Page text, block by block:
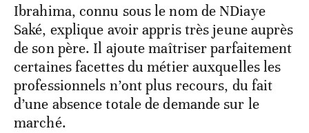
Ibrahima, connu sous le nom de NDiaye
Saké, explique avoir appris très jeune auprès
de son père. Il ajoute maîtriser parfaitement
certaines facettes du métier auxquelles les
professionnels n’ont plus recours, du fait
d’une absence totale de demande sur le
marché.